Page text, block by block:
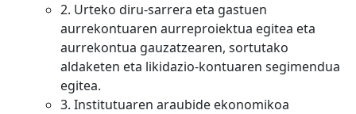
2. Urteko diru-sarrera eta gastuen
aurrekontuaren aurreproiektua egitea eta
aurrekontua gauzatzearen, sortutako
aldaketen eta likidazio-kontuaren segimendua
egitea.
3. Institutuaren araubide ekonomikoa